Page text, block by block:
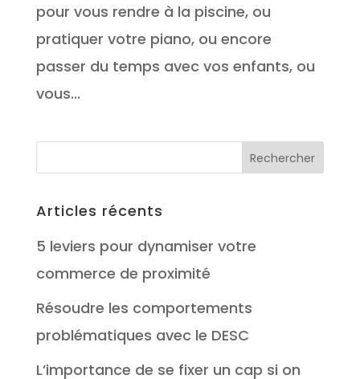
pour vous rendre à la piscine, ou
pratiquer votre piano, ou encore
passer du temps avec vos enfants, ou
vous...
Articles récents
5 leviers pour dynamiser votre
commerce de proximité
Résoudre les comportements
problématiques avec le DESC
L’importance de se fixer un cap si on